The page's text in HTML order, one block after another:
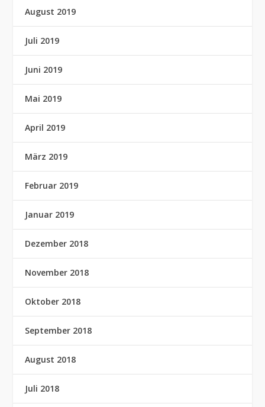
August 2019
Juli 2019
Juni 2019
Mai 2019
April 2019
März 2019
Februar 2019
Januar 2019
Dezember 2018
November 2018
Oktober 2018
September 2018
August 2018
Juli 2018